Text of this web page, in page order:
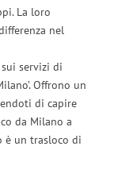
La loro
nel
servizi di
Offrono un
di capire
da Milano a
è un trasloco di